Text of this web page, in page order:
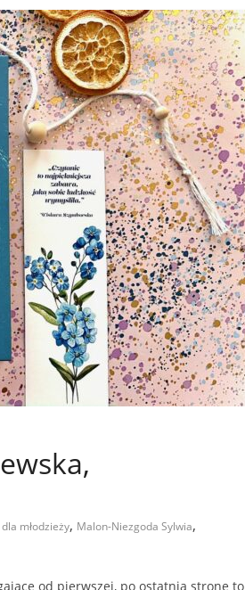
młodzieży, Malon-Niezgoda Sylwia,
od pierwszej, po ostatnią stronę to